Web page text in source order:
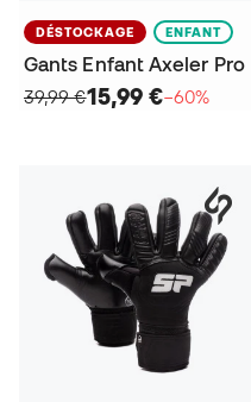
DÉSTOCKAGE ENFANT
Gants Enfant Axeler Pro
39,99 €15,99 €−60%